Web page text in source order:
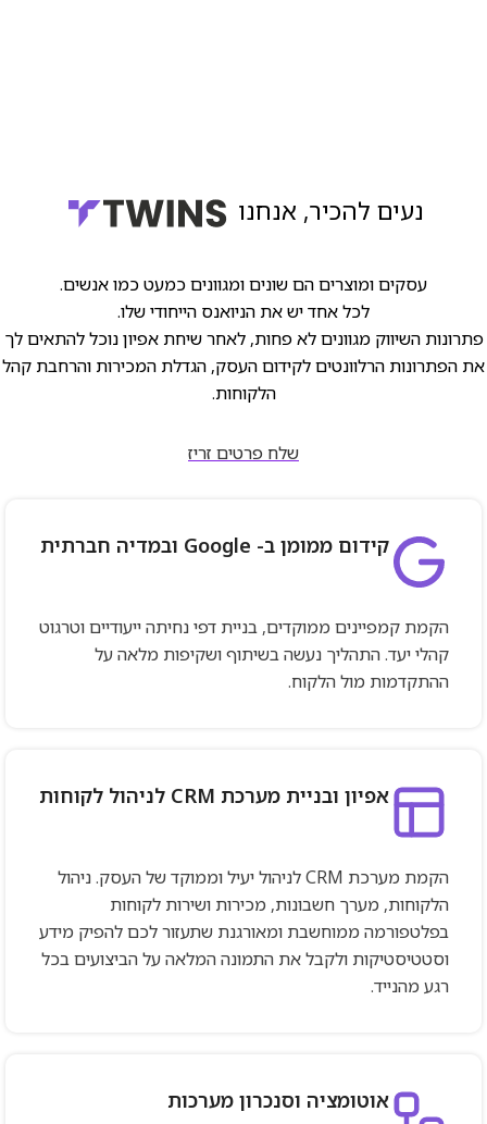
נעים להכיר, אנחנו
עסקים ומוצרים הם שונים ומגוונים כמעט כמו אנשים.
לכל אחד יש את הניואנס הייחודי שלו.
פתרונות השיווק מגוונים לא פחות, לאחר שיחת אפיון נוכל להתאים לך
את הפתרונות הרלוונטים לקידום העסק, הגדלת המכירות והרחבת קהל
הלקוחות.
שלח פרטים זריז
קידום ממומן ב- Google ובמדיה חברתית
הקמת קמפיינים ממוקדים, בניית דפי נחיתה ייעודיים וטרגוט
קהלי יעד. התהליך נעשה בשיתוף ושקיפות מלאה על
ההתקדמות מול הלקוח.
אפיון ובניית מערכת CRM לניהול לקוחות
הקמת מערכת CRM לניהול יעיל וממוקד של העסק. ניהול
הלקוחות, מערך חשבונות, מכירות ושירות לקוחות
בפלטפורמה ממוחשבת ומאורגנת שתעזור לכם להפיק מידע
וסטטיסטיקות ולקבל את התמונה המלאה על הביצועים בכל
רגע מהנייד.
אוטומציה וסנכרון מערכות